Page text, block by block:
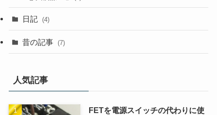
日記 (4)
昔の記事 (7)
人気記事
FETを電源スイッチの代わりに使